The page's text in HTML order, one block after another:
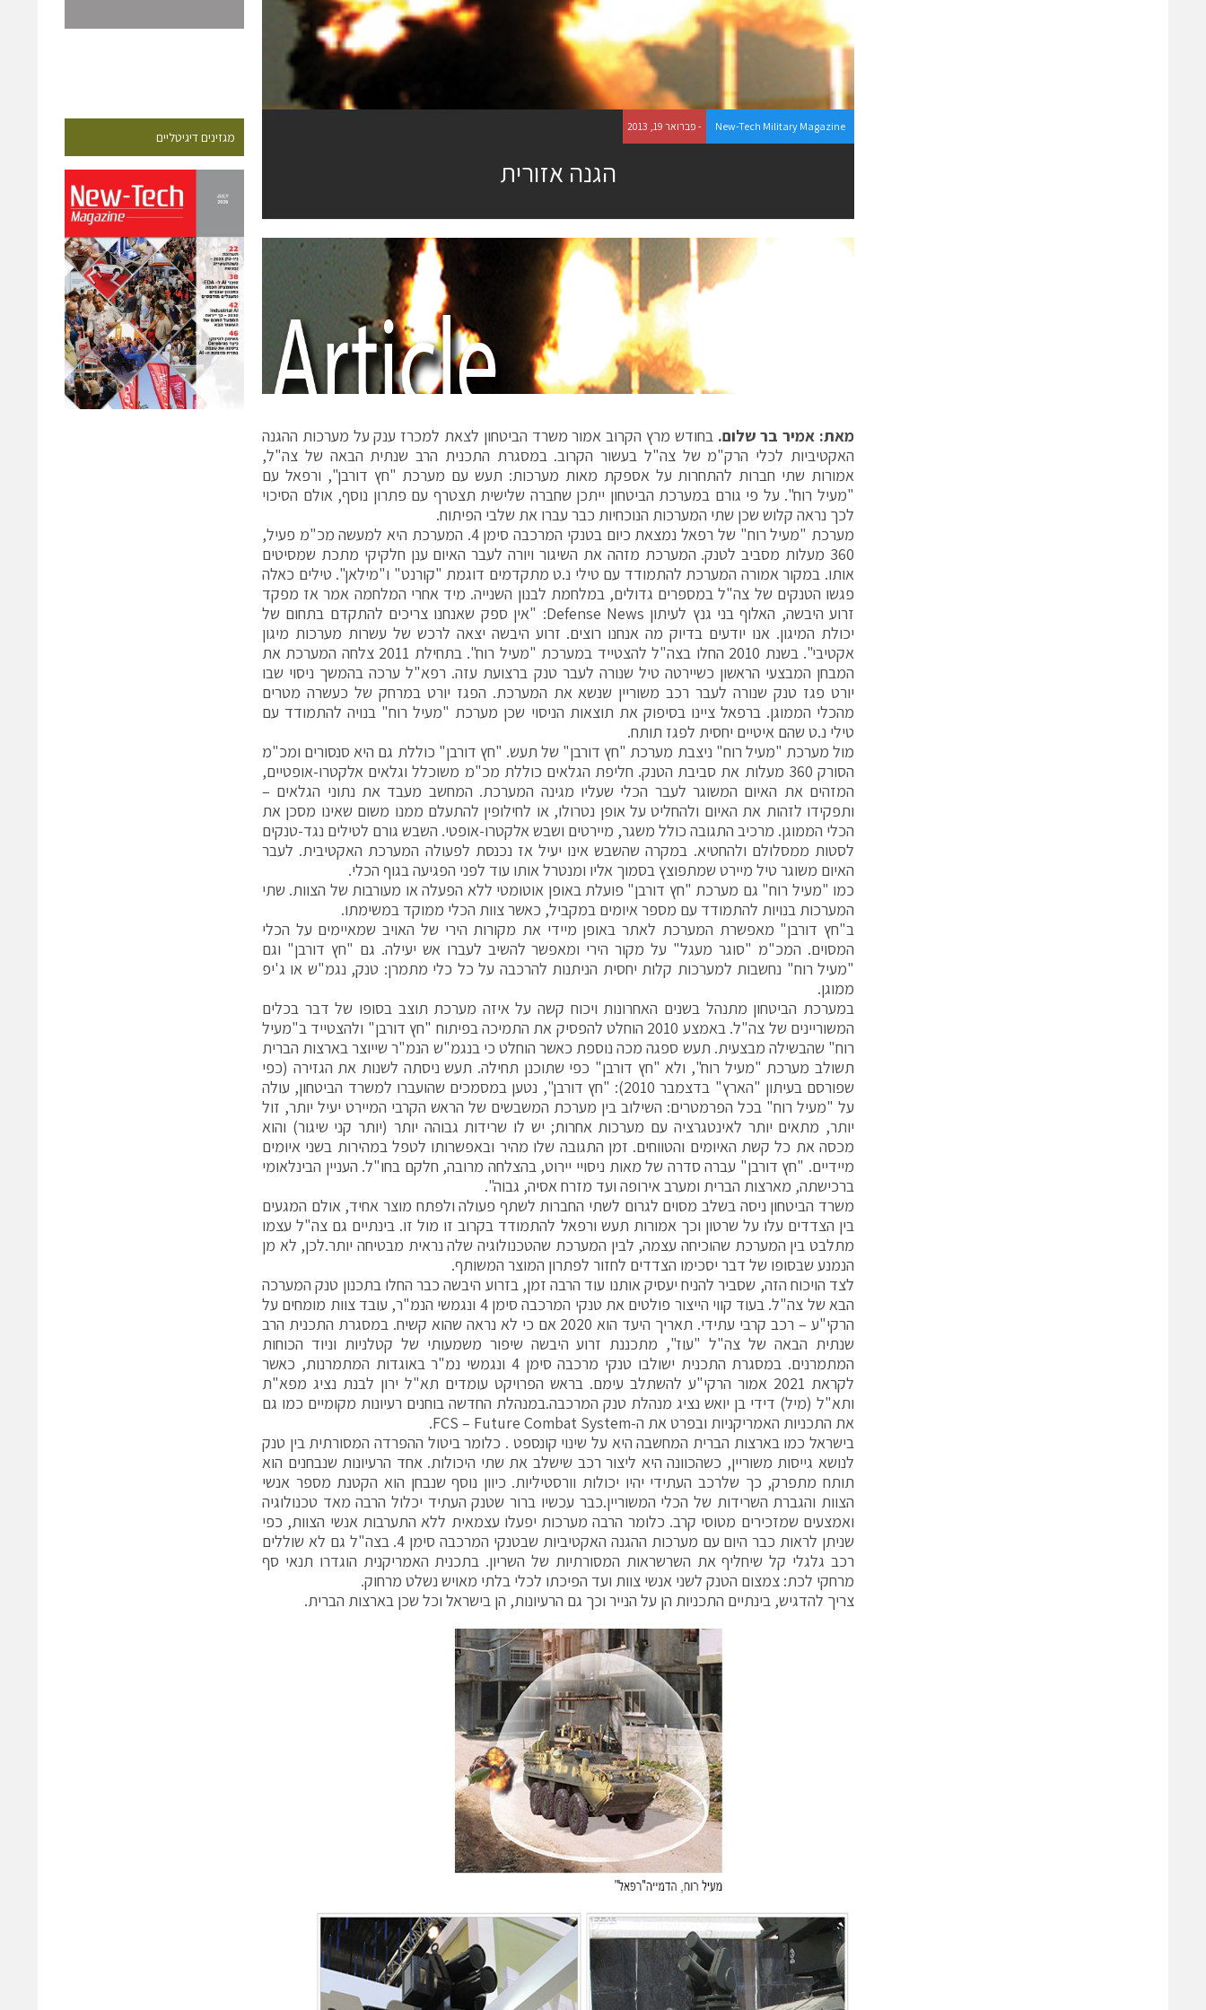
מגזינים דיגיטליים
New-Tech Military Magazine - פברואר 19, 2013
הגנה אזורית
מאת: אמיר בר שלום. בחודש מרץ הקרוב אמור משרד הביטחון לצאת למכרז ענק על מערכות ההגנה
האקטיביות לכלי הרק"מ של צה"ל בעשור הקרוב. במסגרת התכנית הרב שנתית הבאה של צה"ל,
אמורות שתי חברות להתחרות על אספקת מאות מערכות: תעש עם מערכת "חץ דורבן", ורפאל עם
"מעיל רוח". על פי גורם במערכת הביטחון ייתכן שחברה שלישית תצטרף עם פתרון נוסף, אולם הסיכוי
לכך נראה קלוש שכן שתי המערכות הנוכחיות כבר עברו את שלבי הפיתוח.
מערכת "מעיל רוח" של רפאל נמצאת כיום בטנקי המרכבה סימן 4. המערכת היא למעשה מכ"מ פעיל,
360 מעלות מסביב לטנק. המערכת מזהה את השיגור ויורה לעבר האיום ענן חלקיקי מתכת שמסיטים
אותו. במקור אמורה המערכת להתמודד עם טילי נ.ט מתקדמים דוגמת "קורנט" ו"מילאן". טילים כאלה
פגשו הטנקים של צה"ל במספרים גדולים, במלחמת לבנון השנייה. מיד אחרי המלחמה אמר אז מפקד
זרוע היבשה, האלוף בני גנץ לעיתון Defense News: "אין ספק שאנחנו צריכים להתקדם בתחום של
יכולת המיגון. אנו יודעים בדיוק מה אנחנו רוצים. זרוע היבשה יצאה לרכש של עשרות מערכות מיגון
אקטיבי". בשנת 2010 החלו בצה"ל להצטייד במערכת "מעיל רוח". בתחילת 2011 צלחה המערכת את
המבחן המבצעי הראשון כשיירטה טיל שנורה לעבר טנק ברצועת עזה. רפא"ל ערכה בהמשך ניסוי שבו
יורט פגז טנק שנורה לעבר רכב משוריין שנשא את המערכת. הפגז יורט במרחק של כעשרה מטרים
מהכלי הממוגן. ברפאל ציינו בסיפוק את תוצאות הניסוי שכן מערכת "מעיל רוח" בנויה להתמודד עם
טילי נ.ט שהם איטיים יחסית לפגז תותח.
מול מערכת "מעיל רוח" ניצבת מערכת "חץ דורבן" של תעש. "חץ דורבן" כוללת גם היא סנסורים ומכ"מ
הסורק 360 מעלות את סביבת הטנק. חליפת הגלאים כוללת מכ"מ משוכלל וגלאים אלקטרו-אופטיים,
המזהים את האיום המשוגר לעבר הכלי שעליו מגינה המערכת. המחשב מעבד את נתוני הגלאים –
ותפקידו לזהות את האיום ולהחליט על אופן נטרולו, או לחילופין להתעלם ממנו משום שאינו מסכן את
הכלי הממוגן. מרכיב התגובה כולל משגר, מיירטים ושבש אלקטרו-אופטי. השבש גורם לטילים נגד-טנקים
לסטות ממסלולם ולהחטיא. במקרה שהשבש אינו יעיל אז נכנסת לפעולה המערכת האקטיבית. לעבר
האיום משוגר טיל מיירט שמתפוצץ בסמוך אליו ומנטרל אותו עוד לפני הפגיעה בגוף הכלי.
כמו "מעיל רוח" גם מערכת "חץ דורבן" פועלת באופן אוטומטי ללא הפעלה או מעורבות של הצוות. שתי
המערכות בנויות להתמודד עם מספר איומים במקביל, כאשר צוות הכלי ממוקד במשימתו.
ב"חץ דורבן" מאפשרת המערכת לאתר באופן מיידי את מקורות הירי של האויב שמאיימים על הכלי
המסוים. המכ"מ "סוגר מעגל" על מקור הירי ומאפשר להשיב לעברו אש יעילה. גם "חץ דורבן" וגם
"מעיל רוח" נחשבות למערכות קלות יחסית הניתנות להרכבה על כל כלי מתמרן: טנק, נגמ"ש או ג'יפ
ממוגן.
במערכת הביטחון מתנהל בשנים האחרונות ויכוח קשה על איזה מערכת תוצב בסופו של דבר בכלים
המשוריינים של צה"ל. באמצע 2010 הוחלט להפסיק את התמיכה בפיתוח "חץ דורבן" ולהצטייד ב"מעיל
רוח" שהבשילה מבצעית. תעש ספגה מכה נוספת כאשר הוחלט כי בנגמ"ש הנמ"ר שייוצר בארצות הברית
תשולב מערכת "מעיל רוח", ולא "חץ דורבן" כפי שתוכנן תחילה. תעש ניסתה לשנות את הגזירה (כפי
שפורסם בעיתון "הארץ" בדצמבר 2010): "חץ דורבן", נטען במסמכים שהועברו למשרד הביטחון, עולה
על "מעיל רוח" בכל הפרמטרים: השילוב בין מערכת המשבשים של הראש הקרבי המיירט יעיל יותר, זול
יותר, מתאים יותר לאינטגרציה עם מערכות אחרות; יש לו שרידות גבוהה יותר (יותר קני שיגור) והוא
מכסה את כל קשת האיומים והטווחים. זמן התגובה שלו מהיר ובאפשרותו לטפל במהירות בשני איומים
מיידיים. "חץ דורבן" עברה סדרה של מאות ניסויי יירוט, בהצלחה מרובה, חלקם בחו"ל. העניין הבינלאומי
ברכישתה, מארצות הברית ומערב אירופה ועד מזרח אסיה, גבוה".
משרד הביטחון ניסה בשלב מסוים לגרום לשתי החברות לשתף פעולה ולפתח מוצר אחיד, אולם המגעים
בין הצדדים עלו על שרטון וכך אמורות תעש ורפאל להתמודד בקרוב זו מול זו. בינתיים גם צה"ל עצמו
מתלבט בין המערכת שהוכיחה עצמה, לבין המערכת שהטכנולוגיה שלה נראית מבטיחה יותר.לכן, לא מן
הנמנע שבסופו של דבר יסכימו הצדדים לחזור לפתרון המוצר המשותף.
לצד הויכוח הזה, שסביר להניח יעסיק אותנו עוד הרבה זמן, בזרוע היבשה כבר החלו בתכנון טנק המערכה
הבא של צה"ל. בעוד קווי הייצור פולטים את טנקי המרכבה סימן 4 ונגמשי הנמ"ר, עובד צוות מומחים על
הרקי"ע – רכב קרבי עתידי. תאריך היעד הוא 2020 אם כי לא נראה שהוא קשיח. במסגרת התכנית הרב
שנתית הבאה של צה"ל "עוז", מתכננת זרוע היבשה שיפור משמעותי של קטלניות וניוד הכוחות
המתמרנים. במסגרת התכנית ישולבו טנקי מרכבה סימן 4 ונגמשי נמ"ר באוגדות המתמרנות, כאשר
לקראת 2021 אמור הרקי"ע להשתלב עימם. בראש הפרויקט עומדים תא"ל ירון לבנת נציג מפא"ת
ותא"ל (מיל) דידי בן יואש נציג מנהלת טנק המרכבה.במנהלת החדשה בוחנים רעיונות מקומיים כמו גם
את התכניות האמריקניות ובפרט את ה-FCS – Future Combat System.
בישראל כמו בארצות הברית המחשבה היא על שינוי קונספט . כלומר ביטול ההפרדה המסורתית בין טנק
לנושא גייסות משוריין, כשהכוונה היא ליצור רכב שישלב את שתי היכולות. אחד הרעיונות שנבחנים הוא
תותח מתפרק, כך שלרכב העתידי יהיו יכולות וורסטיליות. כיוון נוסף שנבחן הוא הקטנת מספר אנשי
הצוות והגברת השרידות של הכלי המשוריין.כבר עכשיו ברור שטנק העתיד יכלול הרבה מאד טכנולוגיה
ואמצעים שמזכירים מטוסי קרב. כלומר הרבה מערכות יפעלו עצמאית ללא התערבות אנשי הצוות, כפי
שניתן לראות כבר היום עם מערכות ההגנה האקטיביות שבטנקי המרכבה סימן 4. בצה"ל גם לא שוללים
רכב גלגלי קל שיחליף את השרשראות המסורתיות של השריון. בתכנית האמריקנית הוגדרו תנאי סף
מרחקי לכת: צמצום הטנק לשני אנשי צוות ועד הפיכתו לכלי בלתי מאויש נשלט מרחוק.
צריך להדגיש, בינתיים התכניות הן על הנייר וכך גם הרעיונות, הן בישראל וכל שכן בארצות הברית.